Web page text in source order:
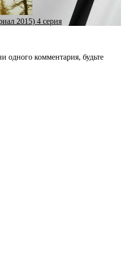
2015) 4 серия
одного комментария, будьте